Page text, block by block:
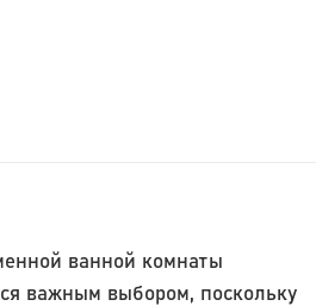
ванной комнаты
важным выбором, поскольку